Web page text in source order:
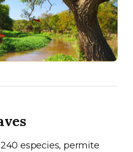
especies, permite